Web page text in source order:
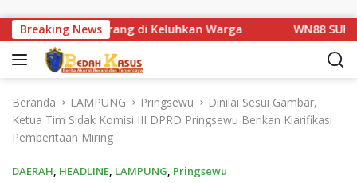
Breaking News
Km 1 Basarang di Keluhkan Warga WN88 SUB
Beranda LAMPUNG Pringsewu
Dinilai Sesui Gambar,
Ketua Tim Sidak Komisi III DPRD Pringsewu Berikan Klarifikasi
Pemberitaan Miring
DAERAH, HEADLINE, LAMPUNG, Pringsewu